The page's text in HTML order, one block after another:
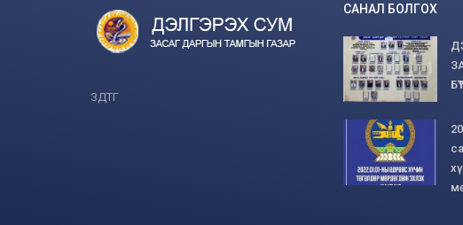
ЗДТГ
САНАЛ БОЛГОХ